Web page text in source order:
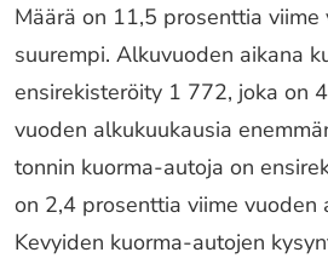
Määrä on 11,5 prosenttia
suurempi. Alkuvuoden aikana
ensirekisteröity 1 772, joka on
vuoden alkukuukausia
tonnin kuorma-autoja on
on 2,4 prosenttia viime vuoden
Kevyiden kuorma-autojen